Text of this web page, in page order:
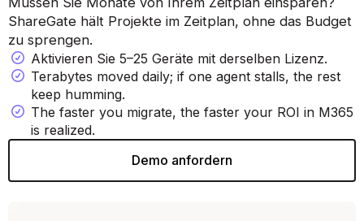
ShareGate hält Projekte im Zeitplan, ohne das Budget
zu sprengen.
Aktivieren Sie 5–25 Geräte mit derselben Lizenz.
Terabytes moved daily; if one agent stalls, the rest
keep humming.
The faster you migrate, the faster your ROI in M365
is realized.
Demo anfordern